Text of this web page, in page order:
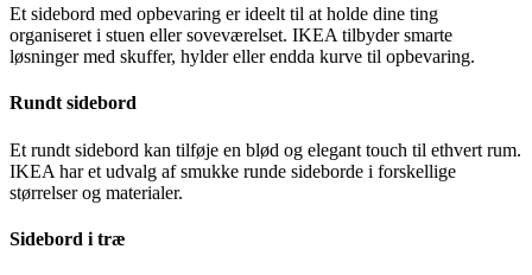
Et sidebord med opbevaring er ideelt til at holde dine ting
organiseret i stuen eller soveværelset. IKEA tilbyder smarte
løsninger med skuffer, hylder eller endda kurve til opbevaring.
Rundt sidebord
Et rundt sidebord kan tilføje en blød og elegant touch til ethvert rum.
IKEA har et udvalg af smukke runde sideborde i forskellige
størrelser og materialer.
Sidebord i træ